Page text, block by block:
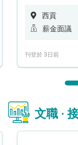
西貢
薪金面議
刊登於 3日前
文職 ·